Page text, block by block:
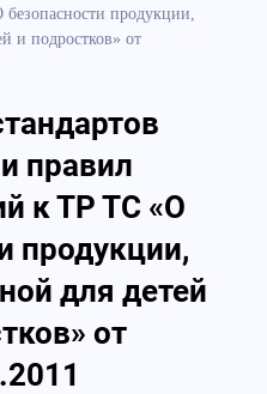
продукции,
и подростков» от
правил
к ТР ТС «О
продукции,
для детей
от